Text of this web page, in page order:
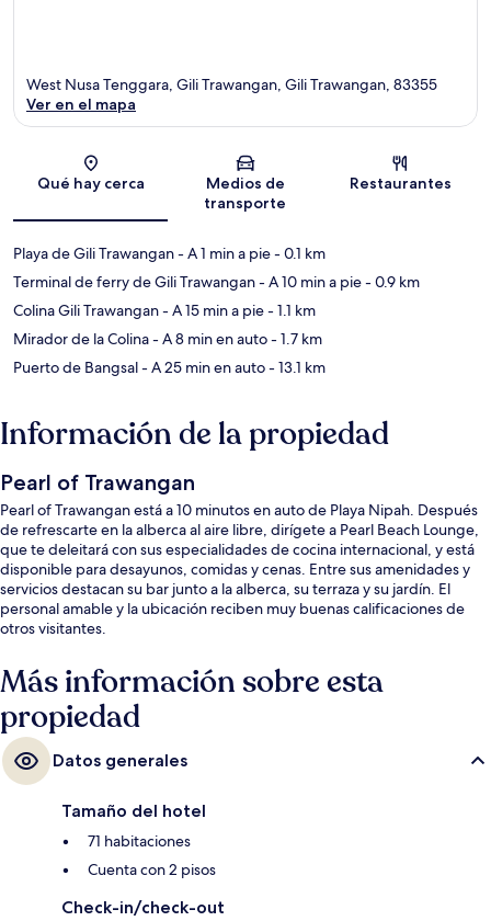
Sección del mapa
West Nusa Tenggara, Gili Trawangan, Gili Trawangan, 83355
Ver en el mapa
Qué hay cerca
Medios de
transporte
Restaurantes
Playa de Gili Trawangan- A 1 min a pie- 0.1 km
Terminal de ferry de Gili Trawangan- A 10 min a pie- 0.9 km
Colina Gili Trawangan- A 15 min a pie- 1.1 km
Mirador de la Colina- A 8 min en auto- 1.7 km
Puerto de Bangsal- A 25 min en auto- 13.1 km
Información de la propiedad
Pearl of Trawangan
Pearl of Trawangan está a 10 minutos en auto de Playa Nipah. Después
de refrescarte en la alberca al aire libre, dirígete a Pearl Beach Lounge,
que te deleitará con sus especialidades de cocina internacional, y está
disponible para desayunos, comidas y cenas. Entre sus amenidades y
servicios destacan su bar junto a la alberca, su terraza y su jardín. El
personal amable y la ubicación reciben muy buenas calificaciones de
otros visitantes.
Más información sobre esta
propiedad
Datos generales
Tamaño del hotel
71 habitaciones
Cuenta con 2 pisos
Check-in/check-out